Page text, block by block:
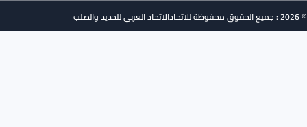
الاتحاد العربي للحديد والصلب